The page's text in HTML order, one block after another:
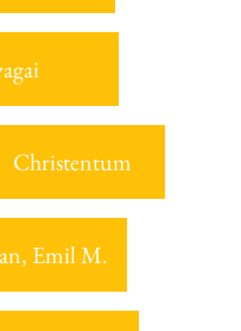
Christentum
Emil M.